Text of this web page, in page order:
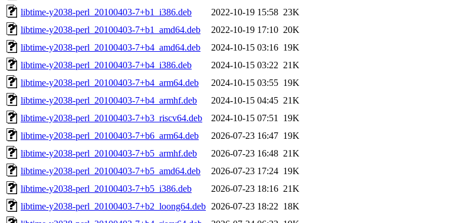
libtime-y2038-perl_20100403-7+b1_i386.deb
2022-10-19 15:58 23K
libtime-y2038-perl_20100403-7+b1_amd64.deb
2022-10-19 17:10 20K
libtime-y2038-perl_20100403-7+b4_amd64.deb
2024-10-15 03:16 19K
libtime-y2038-perl_20100403-7+b4_i386.deb
2024-10-15 03:22 21K
libtime-y2038-perl_20100403-7+b4_arm64.deb
2024-10-15 03:55 19K
libtime-y2038-perl_20100403-7+b4_armhf.deb
2024-10-15 04:45 21K
libtime-y2038-perl_20100403-7+b3_riscv64.deb
2024-10-15 07:51
19K
libtime-y2038-perl_20100403-7+b6_arm64.deb
2026-07-23 16:47 19K
libtime-y2038-perl_20100403-7+b5_armhf.deb
2026-07-23 16:48 21K
libtime-y2038-perl_20100403-7+b5_amd64.deb
2026-07-23 17:24 19K
libtime-y2038-perl_20100403-7+b5_i386.deb
2026-07-23 18:16 21K
libtime-y2038-perl_20100403-7+b2_loong64.deb 2026-07-23 18:22 18K